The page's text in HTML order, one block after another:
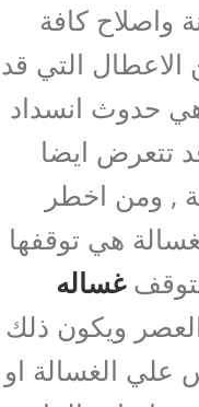
واصلاح كافة
التي قد
حدوث انسداد
تتعرض ايضا
, ومن اخطر
هي توقفها
غساله
ويكون ذلك
علي الغسالة او